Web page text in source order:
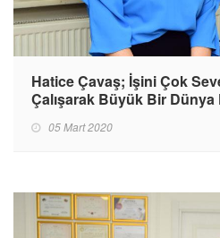
Hatice Çavaş; İşini Çok
Çalışarak Büyük Bir
05 Mart 2020